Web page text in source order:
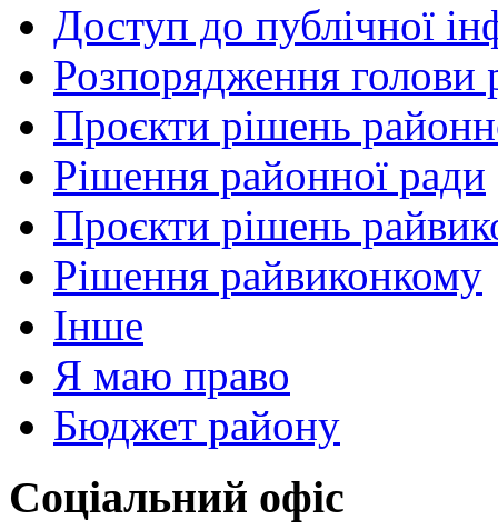
Доступ до публічної
Розпорядження голови
Проєкти рішень
Рішення районної ради
Проєкти рішень
Рішення райвиконкому
Інше
Я маю право
Бюджет району
Соціальний офіс